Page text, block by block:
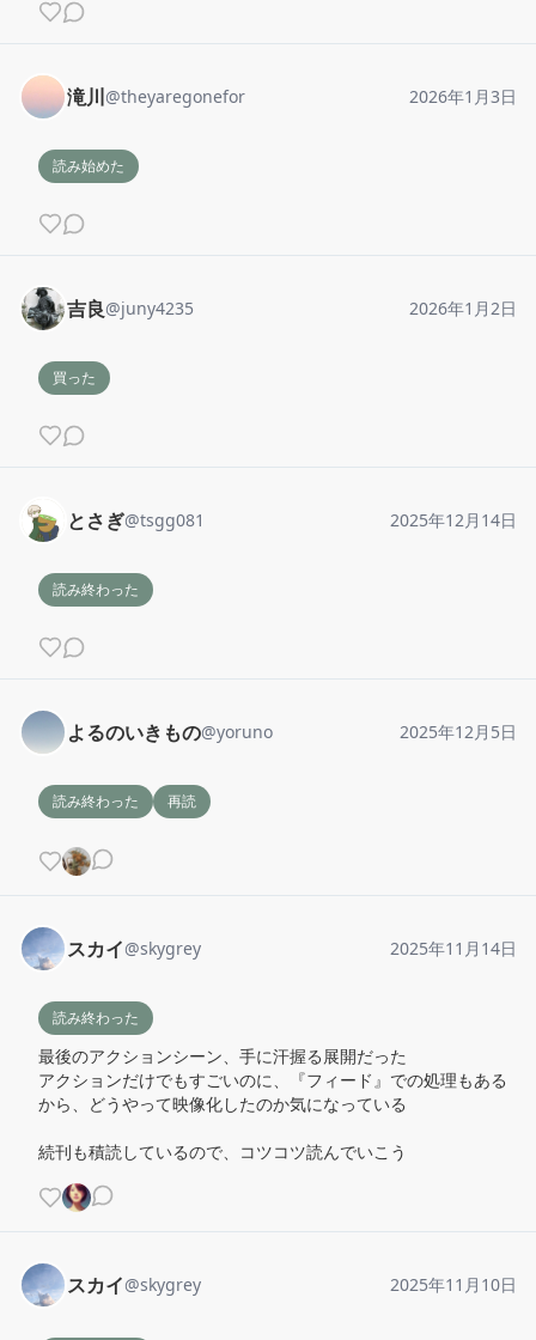
滝川@theyaregonefor 2026年1月3日
読み始めた
吉良@juny4235 2026年1月2日
買った
とさぎ@tsgg081 2025年12月14日
読み終わった
よるのいきもの@yoruno 2025年12月5日
読み終わった 再読
スカイ@skygrey 2025年11月14日
読み終わった
最後のアクションシーン、手に汗握る展開だった
アクションだけでもすごいのに、『フィード』での処理もある
から、どうやって映像化したのか気になっている
続刊も積読しているので、コツコツ読んでいこう
スカイ@skygrey 2025年11月10日